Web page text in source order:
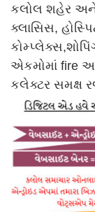
કલોલ શહેર અને
ક્લાસિસ,
એકમોમાં fire
કલેક્ટર સમક્ષ